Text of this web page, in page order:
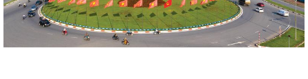
Quyết định Về việc thu hồi đất để GPMB thực hiện Dự án: Mở rộng
đường Lý Thái Tông kéo dài (đoạn...